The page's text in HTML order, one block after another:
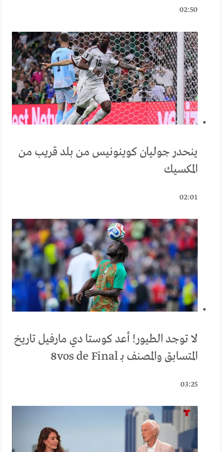
02:50
ينحدر جوليان كوينونيس من بلد قريب من
المكسيك
02:01
لا توجد الطيور! أعد كوستا دي مارفيل تاريخ
المتسابق والمصنف بـ 8vos de Final
03:25